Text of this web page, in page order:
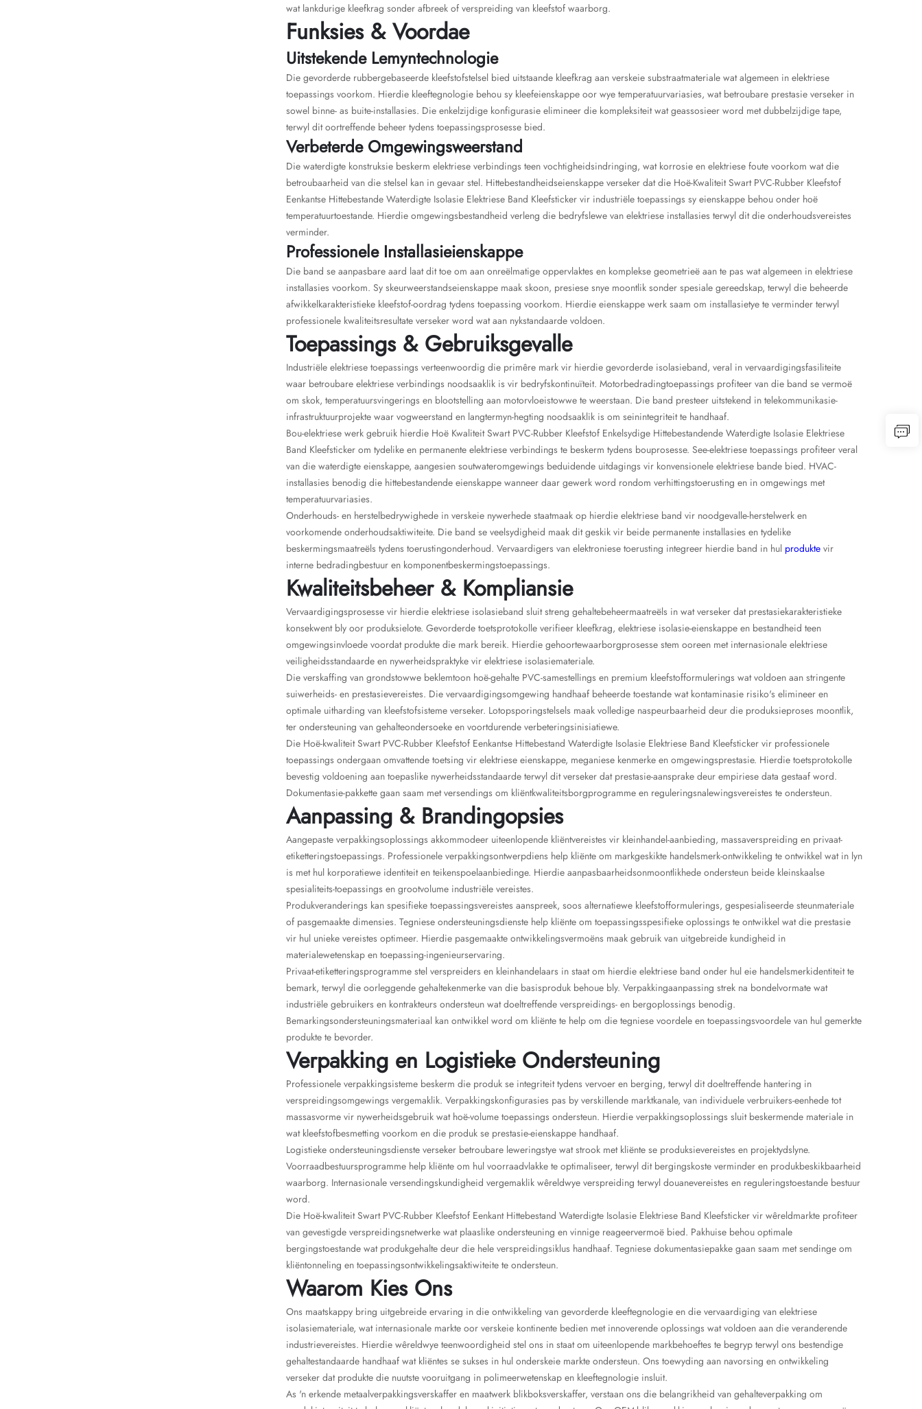
wat lankdurige kleefkrag sonder afbreek of verspreiding van kleefstof waarborg.
Funksies & Voordae
Uitstekende Lemyntechnologie
Die gevorderde rubbergebaseerde kleefstofstelsel bied uitstaande kleefkrag aan verskeie substraatmateriale wat algemeen in elektriese
toepassings voorkom. Hierdie kleeftegnologie behou sy kleefeienskappe oor wye temperatuurvariasies, wat betroubare prestasie verseker in
sowel binne- as buite-installasies. Die enkelzijdige konfigurasie elimineer die kompleksiteit wat geassosieer word met dubbelzijdige tape,
terwyl dit oortreffende beheer tydens toepassingsprosesse bied.
Verbeterde Omgewingsweerstand
Die waterdigte konstruksie beskerm elektriese verbindings teen vochtigheidsindringing, wat korrosie en elektriese foute voorkom wat die
betroubaarheid van die stelsel kan in gevaar stel. Hittebestandheidseienskappe verseker dat die Hoë-Kwaliteit Swart PVC-Rubber Kleefstof
Eenkantse Hittebestande Waterdigte Isolasie Elektriese Band Kleefsticker vir industriële toepassings sy eienskappe behou onder hoë
temperatuurtoestande. Hierdie omgewingsbestandheid verleng die bedryfslewe van elektriese installasies terwyl dit die onderhoudsvereistes
verminder.
Professionele Installasieienskappe
Die band se aanpasbare aard laat dit toe om aan onreëlmatige oppervlaktes en komplekse geometrieë aan te pas wat algemeen in elektriese
installasies voorkom. Sy skeurweerstandseienskappe maak skoon, presiese snye moontlik sonder spesiale gereedskap, terwyl die beheerde
afwikkelkarakteristieke kleefstof-oordrag tydens toepassing voorkom. Hierdie eienskappe werk saam om installasietye te verminder terwyl
professionele kwaliteitsresultate verseker word wat aan nykstandaarde voldoen.
Toepassings & Gebruiksgevalle
Industriële elektriese toepassings verteenwoordig die primêre mark vir hierdie gevorderde isolasieband, veral in vervaardigingsfasiliteite
waar betroubare elektriese verbindings noodsaaklik is vir bedryfskontinuïteit. Motorbedradingtoepassings profiteer van die band se vermoë
om skok, temperatuursvingerings en blootstelling aan motorvloeistowwe te weerstaan. Die band presteer uitstekend in telekommunikasie-
infrastruktuurprojekte waar vogweerstand en langtermyn-hegting noodsaaklik is om seinintegriteit te handhaaf.
Bou-elektriese werk gebruik hierdie Hoë Kwaliteit Swart PVC-Rubber Kleefstof Enkelsydige Hittebestandende Waterdigte Isolasie Elektriese
Band Kleefsticker om tydelike en permanente elektriese verbindings te beskerm tydens bouprosesse. See-elektriese toepassings profiteer veral
van die waterdigte eienskappe, aangesien soutwateromgewings beduidende uitdagings vir konvensionele elektriese bande bied. HVAC-
installasies benodig die hittebestandende eienskappe wanneer daar gewerk word rondom verhittingstoerusting en in omgewings met
temperatuurvariasies.
Onderhouds- en herstelbedrywighede in verskeie nywerhede staatmaak op hierdie elektriese band vir noodgevalle-herstelwerk en
voorkomende onderhoudsaktiwiteite. Die band se veelsydigheid maak dit geskik vir beide permanente installasies en tydelike
beskermingsmaatreëls tydens toerustingonderhoud. Vervaardigers van elektroniese toerusting integreer hierdie band in hul produkte vir
interne bedradingbestuur en komponentbeskermingstoepassings.
Kwaliteitsbeheer & Kompliansie
Vervaardigingsprosesse vir hierdie elektriese isolasieband sluit streng gehaltebeheermaatreëls in wat verseker dat prestasiekarakteristieke
konsekwent bly oor produksielote. Gevorderde toetsprotokolle verifieer kleefkrag, elektriese isolasie-eienskappe en bestandheid teen
omgewingsinvloede voordat produkte die mark bereik. Hierdie gehoortewaarborgprosesse stem ooreen met internasionale elektriese
veiligheidsstandaarde en nywerheidspraktyke vir elektriese isolasiemateriale.
Die verskaffing van grondstowwe beklemtoon hoë-gehalte PVC-samestellings en premium kleefstofformulerings wat voldoen aan stringente
suiwerheids- en prestasievereistes. Die vervaardigingsomgewing handhaaf beheerde toestande wat kontaminasie risiko's elimineer en
optimale uitharding van kleefstofsisteme verseker. Lotopsporingstelsels maak volledige naspeurbaarheid deur die produksieproses moontlik,
ter ondersteuning van gehalteondersoeke en voortdurende verbeteringsinisiatiewe.
Die Hoë-kwaliteit Swart PVC-Rubber Kleefstof Eenkantse Hittebestand Waterdigte Isolasie Elektriese Band Kleefsticker vir professionele
toepassings ondergaan omvattende toetsing vir elektriese eienskappe, meganiese kenmerke en omgewingsprestasie. Hierdie toetsprotokolle
bevestig voldoening aan toepaslike nywerheidsstandaarde terwyl dit verseker dat prestasie-aansprake deur empiriese data gestaaf word.
Dokumentasie-pakkette gaan saam met versendings om kliëntkwaliteitsborgprogramme en reguleringsnalewingsvereistes te ondersteun.
Aanpassing & Brandingopsies
Aangepaste verpakkingsoplossings akkommodeer uiteenlopende kliëntvereistes vir kleinhandel-aanbieding, massaverspreiding en privaat-
etiketteringstoepassings. Professionele verpakkingsontwerpdiens help kliënte om markgeskikte handelsmerk-ontwikkeling te ontwikkel wat in lyn
is met hul korporatiewe identiteit en teikenspoelaanbiedinge. Hierdie aanpasbaarheidsonmoontlikhede ondersteun beide kleinskaalse
spesialiteits-toepassings en grootvolume industriële vereistes.
Produkveranderings kan spesifieke toepassingsvereistes aanspreek, soos alternatiewe kleefstofformulerings, gespesialiseerde steunmateriale
of pasgemaakte dimensies. Tegniese ondersteuningsdienste help kliënte om toepassingsspesifieke oplossings te ontwikkel wat die prestasie
vir hul unieke vereistes optimeer. Hierdie pasgemaakte ontwikkelingsvermoëns maak gebruik van uitgebreide kundigheid in
materialewetenskap en toepassing-ingenieurservaring.
Privaat-etiketteringsprogramme stel verspreiders en kleinhandelaars in staat om hierdie elektriese band onder hul eie handelsmerkidentiteit te
bemark, terwyl die oorleggende gehaltekenmerke van die basisproduk behoue bly. Verpakkingaanpassing strek na bondelvormate wat
industriële gebruikers en kontrakteurs ondersteun wat doeltreffende verspreidings- en bergoplossings benodig.
Bemarkingsondersteuningsmateriaal kan ontwikkel word om kliënte te help om die tegniese voordele en toepassingsvoordele van hul gemerkte
produkte te bevorder.
Verpakking en Logistieke Ondersteuning
Professionele verpakkingsisteme beskerm die produk se integriteit tydens vervoer en berging, terwyl dit doeltreffende hantering in
verspreidingsomgewings vergemaklik. Verpakkingskonfigurasies pas by verskillende marktkanale, van individuele verbruikers-eenhede tot
massasvorme vir nywerheidsgebruik wat hoë-volume toepassings ondersteun. Hierdie verpakkingsoplossings sluit beskermende materiale in
wat kleefstofbesmetting voorkom en die produk se prestasie-eienskappe handhaaf.
Logistieke ondersteuningsdienste verseker betroubare leweringstye wat strook met kliënte se produksievereistes en projektydslyne.
Voorraadbestuursprogramme help kliënte om hul voorraadvlakke te optimaliseer, terwyl dit bergingskoste verminder en produkbeskikbaarheid
waarborg. Internasionale versendingskundigheid vergemaklik wêreldwye verspreiding terwyl douanevereistes en reguleringstoestande bestuur
word.
Die Hoë-kwaliteit Swart PVC-Rubber Kleefstof Eenkant Hittebestand Waterdigte Isolasie Elektriese Band Kleefsticker vir wêreldmarkte profiteer
van gevestigde verspreidingsnetwerke wat plaaslike ondersteuning en vinnige reageervermoë bied. Pakhuise behou optimale
bergingstoestande wat produkgehalte deur die hele verspreidingsiklus handhaaf. Tegniese dokumentasiepakke gaan saam met sendinge om
kliëntonneling en toepassingsontwikkelingsaktiwiteite te ondersteun.
Waarom Kies Ons
Ons maatskappy bring uitgebreide ervaring in die ontwikkeling van gevorderde kleeftegnologie en die vervaardiging van elektriese
isolasiemateriale, wat internasionale markte oor verskeie kontinente bedien met innoverende oplossings wat voldoen aan die veranderende
industrievereistes. Hierdie wêreldwye teenwoordigheid stel ons in staat om uiteenlopende markbehoeftes te begryp terwyl ons bestendige
gehaltestandaarde handhaaf wat kliëntes se sukses in hul onderskeie markte ondersteun. Ons toewyding aan navorsing en ontwikkeling
verseker dat produkte die nuutste vooruitgang in polimeerwetenskap en kleeftegnologie insluit.
As 'n erkende metaalverpakkingsverskaffer en maatwerk blikboksverskaffer, verstaan ons die belangrikheid van gehalteverpakking om